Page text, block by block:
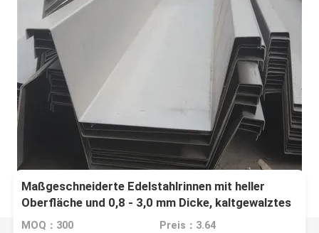
Maßgeschneiderte Edelstahlrinnen mit heller
Oberfläche und 0,8 - 3,0 mm Dicke, kaltgewalztes
Edelstahlblech
MOQ：300 Preis：3.64